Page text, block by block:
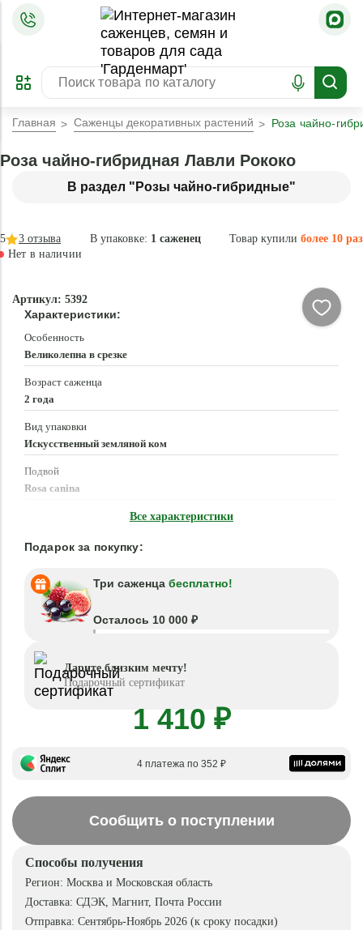
ПРЕДЗАКАЗ
ЗАБРОНИРОВАТЬ
ЛУЧШЕЕ
Главная Саженцы декоративных растений Роза чайно-
В раздел "Розы чайно-гибридные"
Роза чайно-гибридная Лавли Рококо
В упаковке: 1 саженец Товар купили более 10 раз
5 3 отзыва
Нет в наличии
Артикул: 5392
Характеристики:
Особенность
Великолепна в срезке
Возраст саженца
2 года
Вид упаковки
Искусственный земляной ком
Подвой
Rosa canina
Все характеристики
Подарок за покупку:
Три саженца бесплатно!
Осталось 10 000 ₽
Дарите близким мечту!
Подарочный сертификат
1 410 ₽
4 платежа по 352 ₽
Сообщить о поступлении
Способы получения
Регион: Москва и Московская область
Доставка: СДЭК, Магнит, Почта России
Отправка: Сентябрь-Ноябрь 2026 (к сроку посадки)